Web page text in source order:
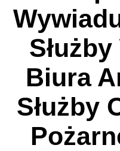
Biura
Służby